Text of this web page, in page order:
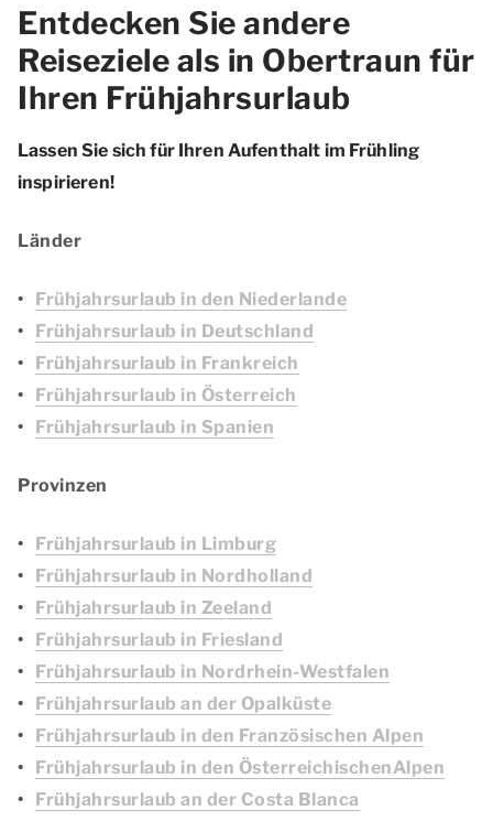
Entdecken Sie andere
Reiseziele als in Obertraun für
Ihren Frühjahrsurlaub
Lassen Sie sich für Ihren Aufenthalt im Frühling
inspirieren!
Länder
Frühjahrsurlaub in den Niederlande
Frühjahrsurlaub in Deutschland
Frühjahrsurlaub in Frankreich
Frühjahrsurlaub in Österreich
Frühjahrsurlaub in Spanien
Provinzen
Frühjahrsurlaub in Limburg
Frühjahrsurlaub in Nordholland
Frühjahrsurlaub in Zeeland
Frühjahrsurlaub in Friesland
Frühjahrsurlaub in Nordrhein-Westfalen
Frühjahrsurlaub an der Opalküste
Frühjahrsurlaub in den Französischen Alpen
Frühjahrsurlaub in den ÖsterreichischenAlpen
Frühjahrsurlaub an der Costa Blanca